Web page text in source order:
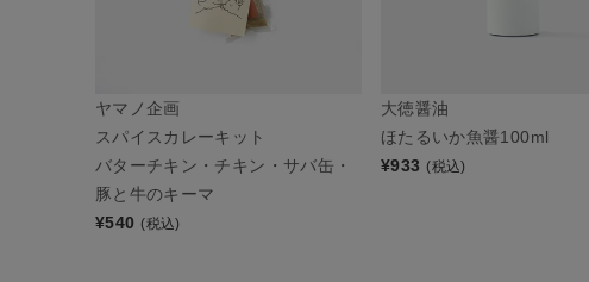
ヤマノ企画
スパイスカレーキット
バターチキン・チキン・サバ缶・
豚と牛のキーマ
¥540 (税込)
大徳醤油
ほたるいか魚醤100ml
¥933 (税込)